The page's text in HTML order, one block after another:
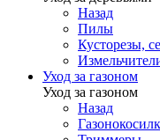
Назад
Пилы
Кусторезы,
Уход за газоном
Уход за газоном
Назад